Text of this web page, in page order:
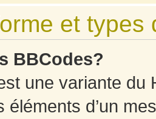
et types
BBCodes?
une variante du
éléments d’un